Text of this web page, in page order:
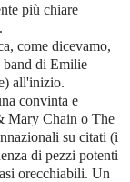
più chiare
come dicevamo,
band di Emilie
all'inizio.
convinta e
Mary Chain o The
su citati (i
di pezzi potenti
orecchiabili. Un